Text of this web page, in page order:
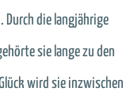
Durch die langjährige
sie lange zu den
wird sie inzwischen